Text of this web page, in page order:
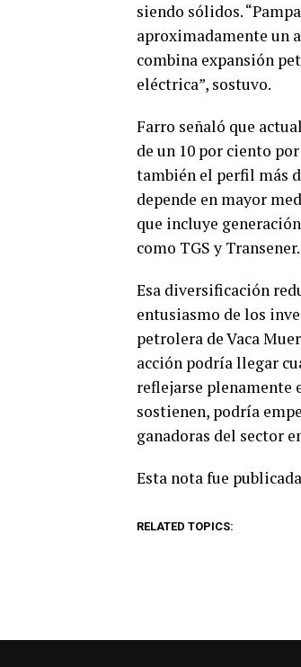
siendo sólidos.
aproximadamente un
combina expansión
eléctrica”, sostuvo.
Farro señaló que
de un 10 por ciento
también el perfil más
depende en mayor
que incluye
como TGS y Transener.
Esa diversificación
entusiasmo de los
petrolera de Vaca
acción podría llegar
reflejarse plenamente
sostienen, podría
ganadoras del sector
Esta nota fue
RELATED TOPICS: